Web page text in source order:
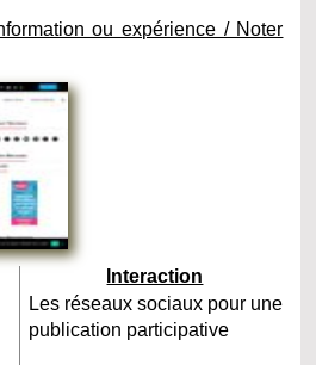
ou expérience / Noter
Interaction
Les réseaux sociaux pour une
publication participative